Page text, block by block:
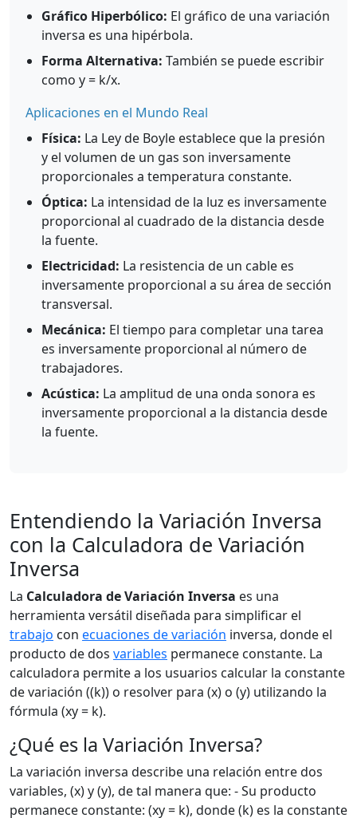
Gráfico Hiperbólico: El gráfico de una variación
inversa es una hipérbola.
Forma Alternativa: También se puede escribir
como y = k/x.
Aplicaciones en el Mundo Real
Física: La Ley de Boyle establece que la presión
y el volumen de un gas son inversamente
proporcionales a temperatura constante.
Óptica: La intensidad de la luz es inversamente
proporcional al cuadrado de la distancia desde
la fuente.
Electricidad: La resistencia de un cable es
inversamente proporcional a su área de sección
transversal.
Mecánica: El tiempo para completar una tarea
es inversamente proporcional al número de
trabajadores.
Acústica: La amplitud de una onda sonora es
inversamente proporcional a la distancia desde
la fuente.
Entendiendo la Variación Inversa
con la Calculadora de Variación
Inversa
La Calculadora de Variación Inversa es una
herramienta versátil diseñada para simplificar el
trabajo con ecuaciones de variación inversa, donde el
producto de dos variables permanece constante. La
calculadora permite a los usuarios calcular la constante
de variación ((k)) o resolver para (x) o (y) utilizando la
fórmula (xy = k).
¿Qué es la Variación Inversa?
La variación inversa describe una relación entre dos
variables, (x) y (y), de tal manera que: - Su producto
permanece constante: (xy = k), donde (k) es la constante